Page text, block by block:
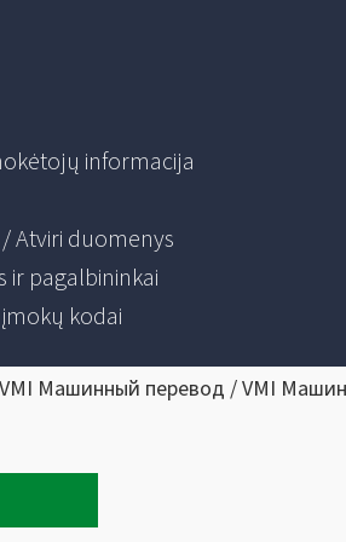
informacija
Atviri duomenys
ir pagalbininkai
kodai
Машинный перевод / VMI